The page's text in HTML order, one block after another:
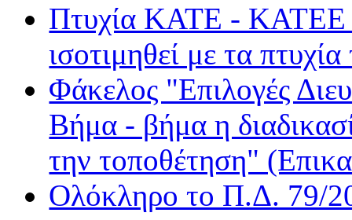
Happy Radio
Je t' aime
Kiss FM
Love Radio
Nitro Radio
Nova Sport FM
Radio Gold
Rock FM
Πτυχία ΚΑΤΕ - ΚΑΤΕΕ
ισοτιμηθεί με τα
Φάκελος "Επιλογές
Βήμα - βήμα η
την τοποθέτηση"
Ολόκληρο το Π.Δ. 79/